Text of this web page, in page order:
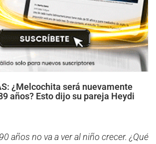
¿Melcochita será nuevamente
años? Esto dijo su pareja Heydi
años no va a ver al niño crecer. ¿Qué